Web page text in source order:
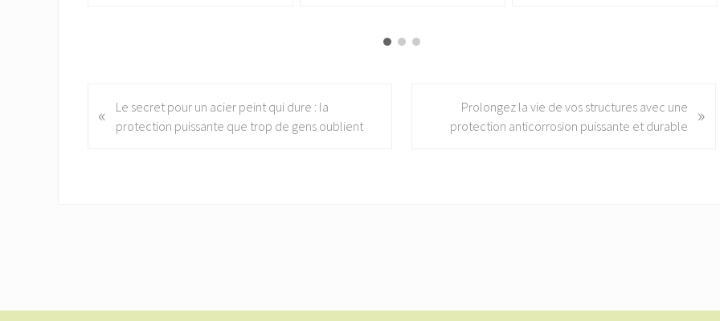
r
«
Le secret pour un acier peint qui dure : la
protection puissante que trop de gens oublient
Prolongez la vie de vos structures avec une
protection anticorrosion puissante et durable
»